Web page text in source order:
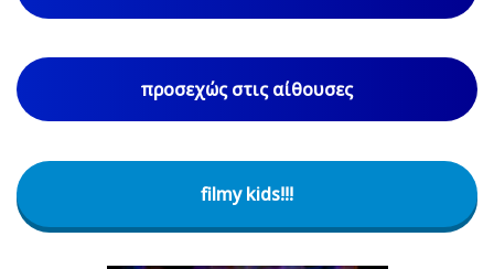
προσεχώς στις αίθουσες
filmy kids!!!